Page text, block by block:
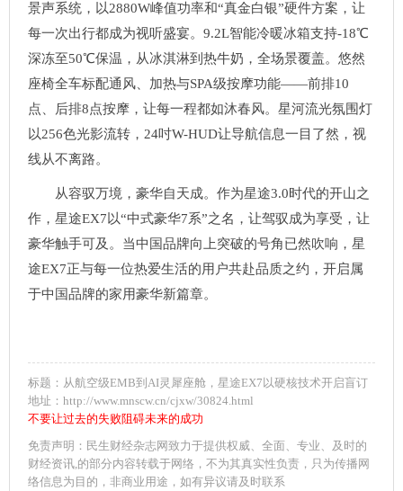
景声系统，以2880W峰值功率和“真金白银”硬件方案，让
每一次出行都成为视听盛宴。9.2L智能冷暖冰箱支持-18℃
深冻至50℃保温，从冰淇淋到热牛奶，全场景覆盖。悠然
座椅全车标配通风、加热与SPA级按摩功能——前排10
点、后排8点按摩，让每一程都如沐春风。星河流光氛围灯
以256色光影流转，24吋W-HUD让导航信息一目了然，视
线从不离路。
从容驭万境，豪华自天成。作为星途3.0时代的开山之
作，星途EX7以“中式豪华7系”之名，让驾驭成为享受，让
豪华触手可及。当中国品牌向上突破的号角已然吹响，星
途EX7正与每一位热爱生活的用户共赴品质之约，开启属
于中国品牌的家用豪华新篇章。
标题：从航空级EMB到AI灵犀座舱，星途EX7以硬核技术开启盲订
地址：http://www.mnscw.cn/cjxw/30824.html
不要让过去的失败阻碍未来的成功
免责声明：民生财经杂志网致力于提供权威、全面、专业、及时的
财经资讯,的部分内容转载于网络，不为其真实性负责，只为传播网
络信息为目的，非商业用途，如有异议请及时联系